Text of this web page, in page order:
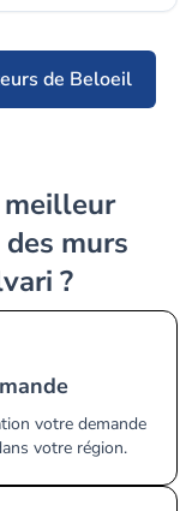
de Beloeil
murs
?
votre demande
votre région.